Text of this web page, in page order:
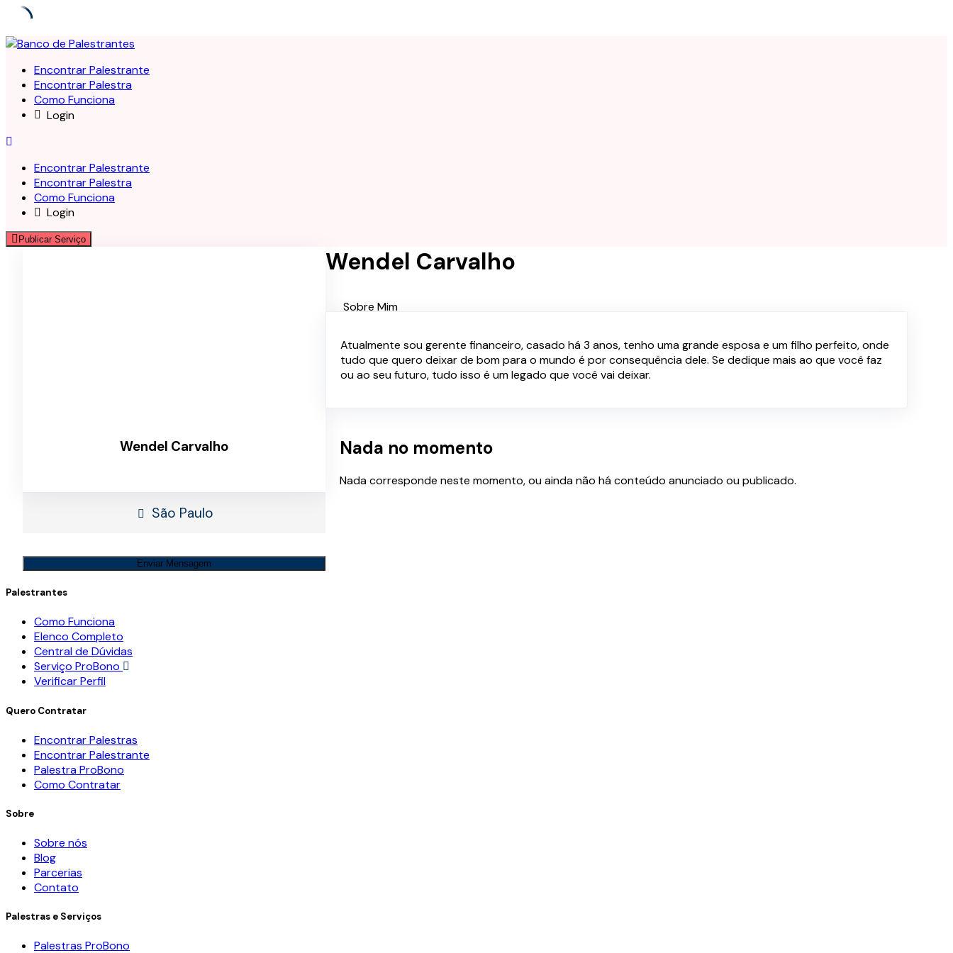
Skip
contentEncontrar Palestrante
Encontrar Palestra
Como Funciona
Login
Encontrar Palestrante
Encontrar Palestra
Como Funciona
Login
Publicar Serviço
Wendel Carvalho
São Paulo
Enviar Mensagem
Wendel Carvalho
Sobre Mim
Atualmente sou gerente financeiro, casado há 3 anos, tenho uma grande esposa e um filho perfeito, onde
tudo que quero deixar de bom para o mundo é por consequência dele. Se dedique mais ao que você faz
ou ao seu futuro, tudo isso é um legado que você vai deixar.
Nada no momento
Nada corresponde neste momento, ou ainda não há conteúdo anunciado ou publicado.
Palestrantes
Como Funciona
Elenco Completo
Central de Dúvidas
Serviço ProBono
Verificar Perfil
Quero Contratar
Encontrar Palestras
Encontrar Palestrante
Palestra ProBono
Como Contratar
Sobre
Sobre nós
Blog
Parcerias
Contato
Palestras e Serviços
Palestras ProBono